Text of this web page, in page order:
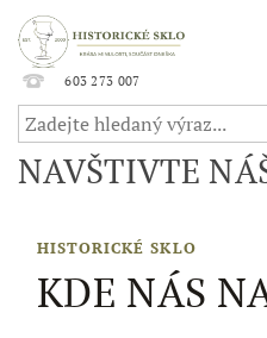
603 273 007
NAVŠTIVTE
HISTORICKÉ SKLO
KDE NÁS